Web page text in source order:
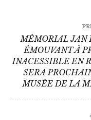
de
l’article
MÉMORIAL JAN
ÉMOUVANT À
INACESSIBLE EN
SERA
MUSÉE DE LA